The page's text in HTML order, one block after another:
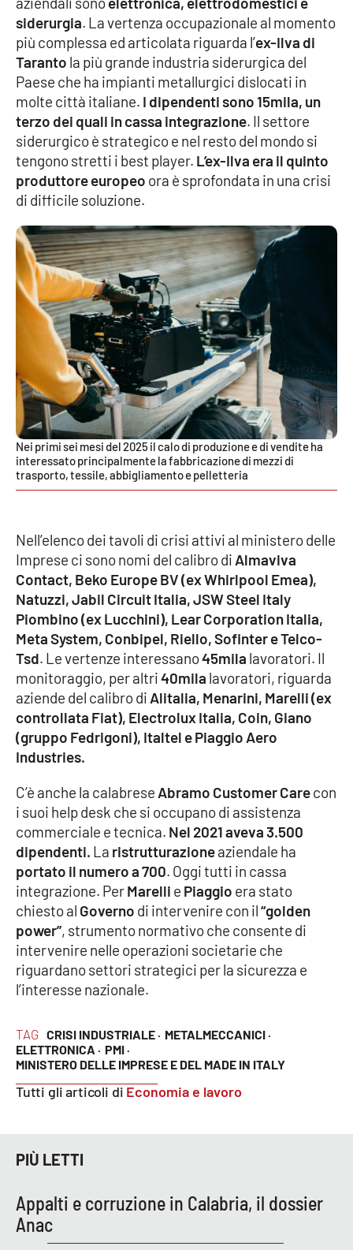
SPECIALI
Buona Sanità Calabria
LA
CALABRIAVISIONE
Destinazioni
Eventi
Storie
LAC
NETWORK
Lacplay.it
Lactv.it
Laconair.it
Lacitymag.it
Ilreggino.it
Cosenzachannel.it
Ilvibonese.it
Catanzarochannel.it
APP
Apple
TAG CRISI INDUSTRIALE · METALMECCANICI ·
ELETTRONICA · PMI ·
MINISTERO DELLE IMPRESE E DEL MADE IN ITALY
Tutti gli articoli di Economia e lavoro
siderurgia. La vertenza occupazionale al momento
più complessa ed articolata riguarda l’ex-Ilva di
Taranto la più grande industria siderurgica del
Paese che ha impianti metallurgici dislocati in
molte città italiane. I dipendenti sono 15mila, un
terzo dei quali in cassa integrazione. Il settore
siderurgico è strategico e nel resto del mondo si
tengono stretti i best player. L’ex-Ilva era il quinto
produttore europeo ora è sprofondata in una crisi
di difficile soluzione.
Nei primi sei mesi del 2025 il calo di produzione e di vendite ha
interessato principalmente la fabbricazione di mezzi di
trasporto, tessile, abbigliamento e pelletteria
Nell’elenco dei tavoli di crisi attivi al ministero delle
Imprese ci sono nomi del calibro di Almaviva
Contact, Beko Europe BV (ex Whirlpool Emea),
Natuzzi, Jabil Circuit Italia, JSW Steel Italy
Piombino (ex Lucchini), Lear Corporation Italia,
Meta System, Conbipel, Riello, Sofinter e Telco-
Tsd. Le vertenze interessano45mila lavoratori. Il
monitoraggio, per altri40mila lavoratori, riguarda
aziende del calibro di Alitalia, Menarini, Marelli (ex
controllata Fiat), Electrolux Italia, Coin, Giano
(gruppo Fedrigoni), Italtel e Piaggio Aero
Industries.
C’è anche la calabrese Abramo Customer Carecon
i suoi help desk che si occupano di assistenza
commerciale e tecnica. Nel 2021 aveva 3.500
dipendenti. La ristrutturazioneaziendale ha
portato il numero a 700. Oggi tutti in cassa
integrazione. PerMarelli e Piaggio era stato
chiesto al Governo di intervenire con il“golden
power”, strumento normativo che consente di
intervenire nelle operazioni societarie che
riguardano settori strategici per la sicurezza e
l’interesse nazionale.
PIÙ LETTI
Appalti e corruzione in Calabria, il dossier
Anac